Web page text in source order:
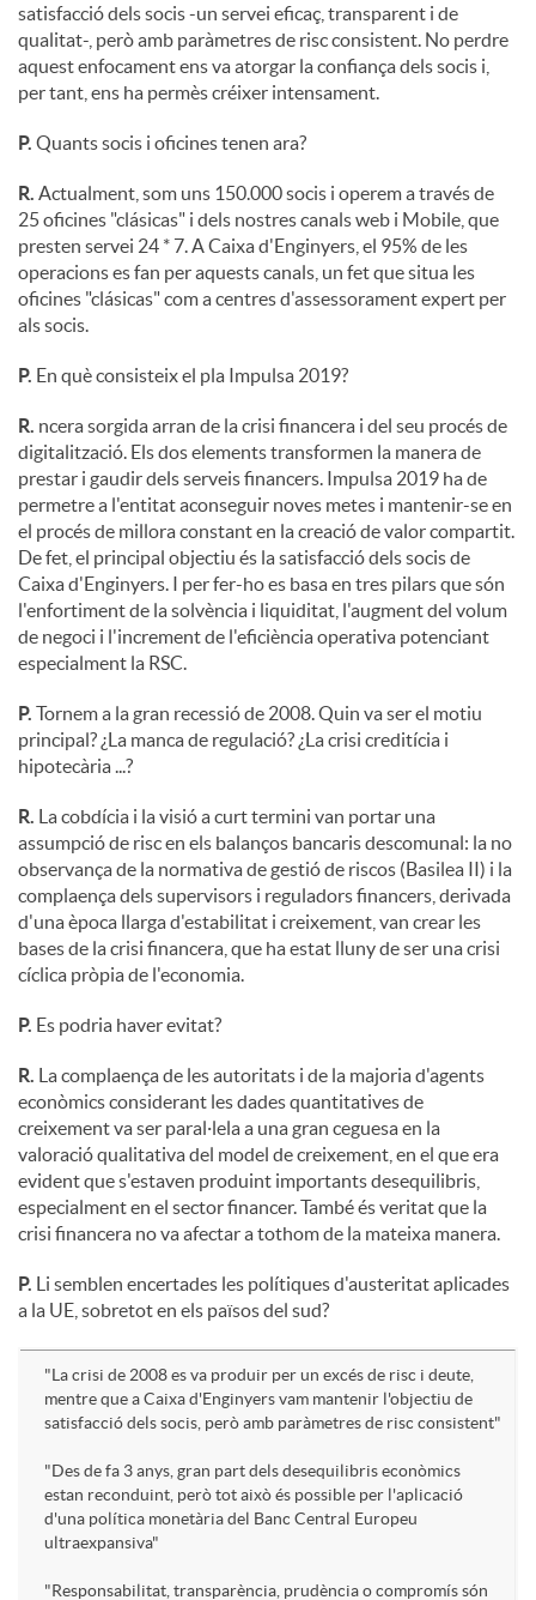
satisfacció dels socis -un servei eficaç, transparent i de
qualitat-, però amb paràmetres de risc consistent. No perdre
aquest enfocament ens va atorgar la confiança dels socis i,
per tant, ens ha permès créixer intensament.
P. Quants socis i oficines tenen ara?
R. Actualment, som uns 150.000 socis i operem a través de
25 oficines "clásicas" i dels nostres canals web i Mobile, que
presten servei 24 * 7. A Caixa d'Enginyers, el 95% de les
operacions es fan per aquests canals, un fet que situa les
oficines "clásicas" com a centres d'assessorament expert per
als socis.
P. En què consisteix el pla Impulsa 2019?
R. ncera sorgida arran de la crisi financera i del seu procés de
digitalització. Els dos elements transformen la manera de
prestar i gaudir dels serveis financers. Impulsa 2019 ha de
permetre a l'entitat aconseguir noves metes i mantenir-se en
el procés de millora constant en la creació de valor compartit.
De fet, el principal objectiu és la satisfacció dels socis de
Caixa d'Enginyers. I per fer-ho es basa en tres pilars que són
l'enfortiment de la solvència i liquiditat, l'augment del volum
de negoci i l'increment de l'eficiència operativa potenciant
especialment la RSC.
P. Tornem a la gran recessió de 2008. Quin va ser el motiu
principal? ¿La manca de regulació? ¿La crisi creditícia i
hipotecària ...?
R. La cobdícia i la visió a curt termini van portar una
assumpció de risc en els balanços bancaris descomunal: la no
observança de la normativa de gestió de riscos (Basilea II) i la
complaença dels supervisors i reguladors financers, derivada
d'una època llarga d'estabilitat i creixement, van crear les
bases de la crisi financera, que ha estat lluny de ser una crisi
cíclica pròpia de l'economia.
P. Es podria haver evitat?
R. La complaença de les autoritats i de la majoria d'agents
econòmics considerant les dades quantitatives de
creixement va ser paral·lela a una gran ceguesa en la
valoració qualitativa del model de creixement, en el que era
evident que s'estaven produint importants desequilibris,
especialment en el sector financer. També és veritat que la
crisi financera no va afectar a tothom de la mateixa manera.
P. Li semblen encertades les polítiques d'austeritat aplicades
a la UE, sobretot en els països del sud?
"La crisi de 2008 es va produir per un excés de risc i deute,
mentre que a Caixa d'Enginyers vam mantenir l'objectiu de
satisfacció dels socis, però amb paràmetres de risc consistent"
"Des de fa 3 anys, gran part dels desequilibris econòmics
estan reconduint, però tot això és possible per l'aplicació
d'una política monetària del Banc Central Europeu
ultraexpansiva"
"Responsabilitat, transparència, prudència o compromís són